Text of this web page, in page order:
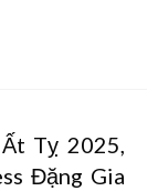
Tỵ 2025,
Đặng Gia